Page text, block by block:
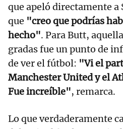
que apeló directamente a
que "creo que podrías
hecho". Para Butt,
gradas fue un punto de
de ver el fútbol: "Vi el
Manchester United y el
Fue increíble", remarca.
Lo que verdaderamente